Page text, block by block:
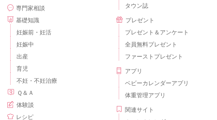
専門家相談
基礎知識
妊娠前・妊活
妊娠中
出産
育児
不妊・不妊治療
Ｑ＆Ａ
体験談
レシピ
タウン誌
プレゼント
プレゼント＆アンケート
全員無料プレゼント
ファーストプレゼント
アプリ
ベビーカレンダーアプリ
体重管理アプリ
関連サイト